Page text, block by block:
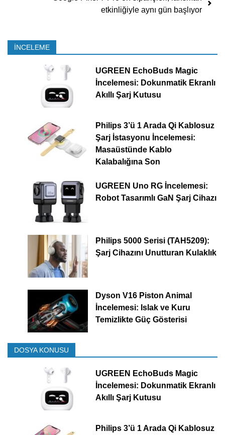
etkinliğiyle aynı gün başlıyor
İNCELEME
UGREEN EchoBuds Magic
İncelemesi: Dokunmatik Ekranlı
Akıllı Şarj Kutusu
Philips 3’ü 1 Arada Qi Kablosuz
Şarj İstasyonu İncelemesi:
Masaüstünde Kablo
Kalabalığına Son
UGREEN Uno RG İncelemesi:
Robot Tasarımlı GaN Şarj Cihazı
Philips 5000 Serisi (TAH5209):
Şarj Cihazını Unutturan Kulaklık
Dyson V16 Piston Animal
İncelemesi: Islak ve Kuru
Temizlikte Güç Gösterisi
DOSYA KONUSU
UGREEN EchoBuds Magic
İncelemesi: Dokunmatik Ekranlı
Akıllı Şarj Kutusu
Philips 3’ü 1 Arada Qi Kablosuz